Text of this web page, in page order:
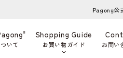
Pagong公
いて
Shopping Guide
お買い物ガイド お問い